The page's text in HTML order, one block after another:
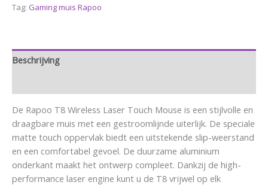
Tag: Gaming muis Rapoo
Beschrijving
De Rapoo T8 Wireless Laser Touch Mouse is een stijlvolle en
draagbare muis met een gestroomlijnde uiterlijk. De speciale
matte touch oppervlak biedt een uitstekende slip-weerstand
en een comfortabel gevoel. De duurzame aluminium
onderkant maakt het ontwerp compleet. Dankzij de high-
performance laser engine kunt u de T8 vrijwel op elk